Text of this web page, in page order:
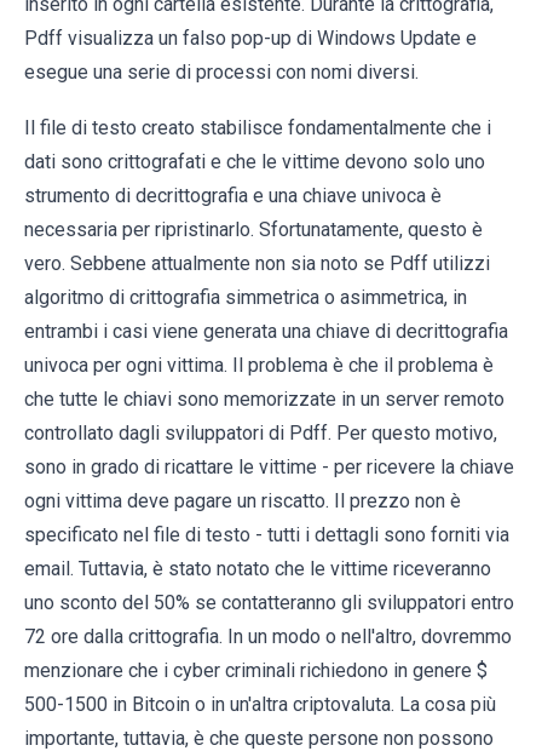
Pdff visualizza un falso pop-up di Windows Update e
esegue una serie di processi con nomi diversi.
Il file di testo creato stabilisce fondamentalmente che i
dati sono crittografati e che le vittime devono solo uno
strumento di decrittografia e una chiave univoca è
necessaria per ripristinarlo. Sfortunatamente, questo è
vero. Sebbene attualmente non sia noto se Pdff utilizzi
algoritmo di crittografia simmetrica o asimmetrica, in
entrambi i casi viene generata una chiave di decrittografia
univoca per ogni vittima. Il problema è che il problema è
che tutte le chiavi sono memorizzate in un server remoto
controllato dagli sviluppatori di Pdff. Per questo motivo,
sono in grado di ricattare le vittime - per ricevere la chiave
ogni vittima deve pagare un riscatto. Il prezzo non è
specificato nel file di testo - tutti i dettagli sono forniti via
email. Tuttavia, è stato notato che le vittime riceveranno
uno sconto del 50% se contatteranno gli sviluppatori entro
72 ore dalla crittografia. In un modo o nell'altro, dovremmo
menzionare che i cyber criminali richiedono in genere $
500-1500 in Bitcoin o in un'altra criptovaluta. La cosa più
importante, tuttavia, è che queste persone non possono